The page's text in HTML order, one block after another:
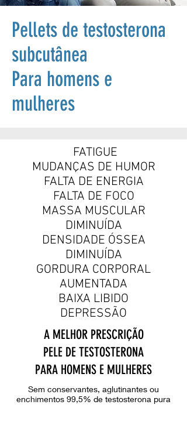
Pellets de testosterona
subcutânea
Para homens e
mulheres
FATIGUE
MUDANÇAS DE HUMOR
FALTA DE ENERGIA
FALTA DE FOCO
MASSA MUSCULAR
DIMINUÍDA
DENSIDADE ÓSSEA
DIMINUÍDA
GORDURA CORPORAL
AUMENTADA
BAIXA LIBIDO
DEPRESSÃO
A MELHOR PRESCRIÇÃO
PELE DE TESTOSTERONA
PARA HOMENS E MULHERES
Sem conservantes, aglutinantes ou
enchimentos 99,5% de testosterona pura